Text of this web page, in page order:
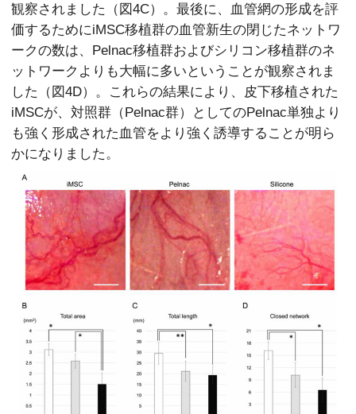
観察されました（図4C）。最後に、血管網の形成を評
価するためにiMSC移植群の血管新生の閉じたネットワ
ークの数は、Pelnac移植群およびシリコン移植群のネ
ットワークよりも大幅に多いということが観察されま
した（図4D）。これらの結果により、皮下移植された
iMSCが、対照群（Pelnac群）としてのPelnac単独より
も強く形成された血管をより強く誘導することが明ら
かになりました。